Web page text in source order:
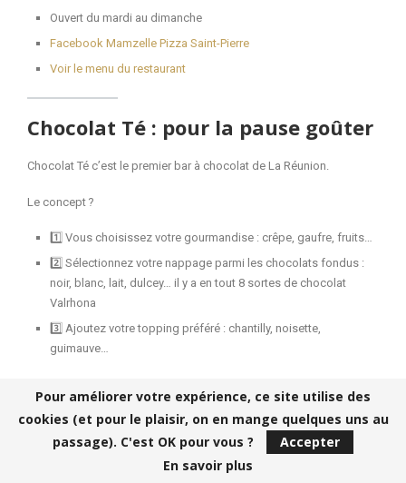
Ouvert du mardi au dimanche
Facebook Mamzelle Pizza Saint-Pierre
Voir le menu du restaurant
Chocolat Té : pour la pause goûter
Chocolat Té c’est le premier bar à chocolat de La Réunion.
Le concept ?
1️⃣ Vous choisissez votre gourmandise : crêpe, gaufre, fruits…
2️⃣ Sélectionnez votre nappage parmi les chocolats fondus :
noir, blanc, lait, dulcey… il y a en tout 8 sortes de chocolat
Valrhona
3️⃣ Ajoutez votre topping préféré : chantilly, noisette,
guimauve…
cacao, j’ai été raisonnable en me passant de topping. J’ai adoré la
texture crousti moelleuse de la gaufre et le chocolat très fin sans
être trop sucré.
Pour améliorer votre expérience, ce site utilise des
cookies (et pour le plaisir, on en mange quelques uns au
passage). C'est OK pour vous ?
Accepter
En savoir plus